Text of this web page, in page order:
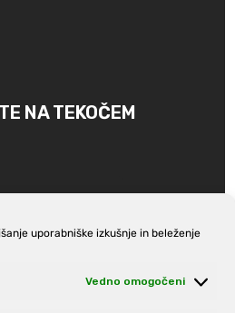
uporabniške izkušnje in beleženje
Vedno omogočeni
NA TEKOČEM